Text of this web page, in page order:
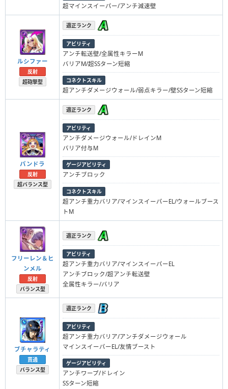
超マインスイーパー/アンチ減速壁
ルシファー
反射
超砲撃型
適正ランク
アビリティ
アンチ転送壁/全属性キラーM
バリアM/超SSターン短縮
コネクトスキル
超アンチダメージウォール/弱点キラー/壁SSターン短縮
パンドラ
反射
超バランス型
適正ランク
アビリティ
アンチダメージウォール/ドレインM
バリア付与M
ゲージアビリティ
アンチブロック
コネクトスキル
超アンチ重力バリア/マインスイーパーEL/ウォールブース
トM
フリーレン＆ヒ
ンメル
反射
バランス型
適正ランク
アビリティ
超アンチ重力バリア/マインスイーパーEL
アンチブロック/超アンチ転送壁
全属性キラー/バリア
ブチャラティ
貫通
バランス型
適正ランク
アビリティ
超アンチ重力バリア/アンチダメージウォール
マインスイーパーEL/友情ブースト
ゲージアビリティ
アンチワープ/ドレイン
SSターン短縮